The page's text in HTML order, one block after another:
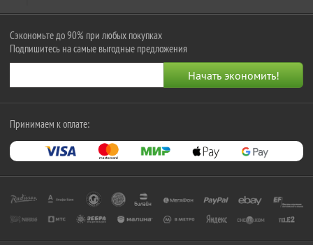
Сэкономьте до 90% при любых покупках
Подпишитесь на самые выгодные предложения
Принимаем к оплате: